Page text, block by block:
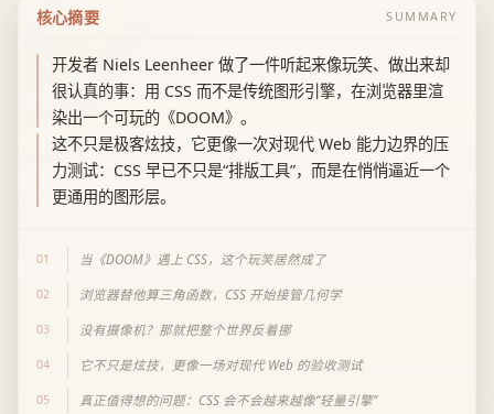
核心摘要 SUMMARY
开发者 Niels Leenheer 做了一件听起来像玩笑、做出来却
很认真的事：用 CSS 而不是传统图形引擎，在浏览器里渲
染出一个可玩的《DOOM》。
这不只是极客炫技，它更像一次对现代 Web 能力边界的压
力测试：CSS 早已不只是“排版工具”，而是在悄悄逼近一个
更通用的图形层。
01 当《DOOM》遇上 CSS，这个玩笑居然成了
02 浏览器替他算三角函数，CSS 开始接管几何学
03 没有摄像机？那就把整个世界反着挪
04 它不只是炫技，更像一场对现代 Web 的验收测试
05 真正值得想的问题：CSS 会不会越来越像“轻量引擎”